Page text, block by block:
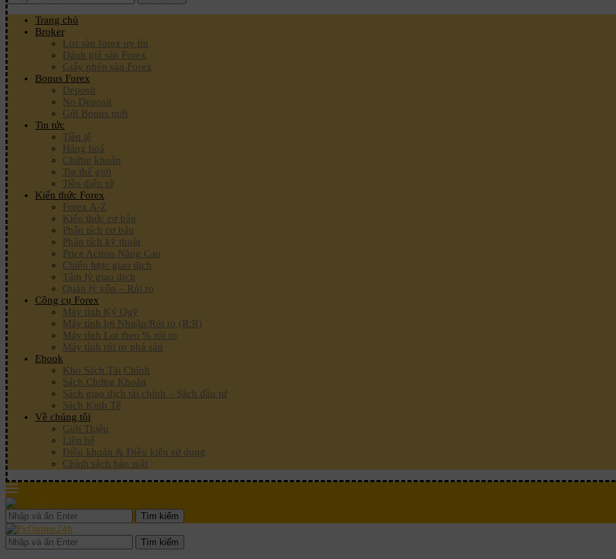
Trang chủ
Broker
List sàn forex uy tín
Đánh giá sàn Forex
Giấy phép sàn Forex
Bonus Forex
Deposit
No Deposit
Gửi Bonus mới
Tin tức
Tiền tệ
Hàng hoá
Chứng khoán
Tin thế giới
Tiền điện tử
Kiến thức Forex
Forex A-Z
Kiến thức cơ bản
Phân tích cơ bản
Phân tích kỹ thuật
Price Action Nâng Cao
Chiến lược giao dịch
Tâm lý giao dịch
Quản lý vốn – Rủi ro
Công cụ Forex
Máy tính Ký Quỹ
Máy tính lợi Nhuận/Rủi ro (R:R)
Máy tính Lot theo % rủi ro
Máy tính rủi ro phá sản
Ebook
Kho Sách Tài Chính
Sách Chứng Khoán
Sách giao dịch tài chính – Sách đầu tư
Sách Kinh Tế
Về chúng tôi
Giới Thiệu
Liên hệ
Điều khoản & Điều kiện sử dụng
Chính sách bảo mật
Tìm kiếm
Tìm kiếm